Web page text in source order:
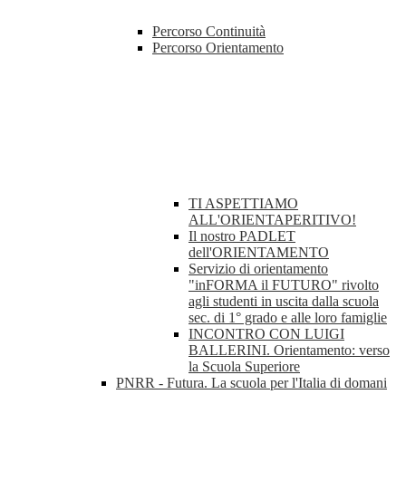
Percorso Continuità
Percorso Orientamento
TI ASPETTIAMO
ALL'ORIENTAPERITIVO!
Il nostro PADLET
dell'ORIENTAMENTO
Servizio di orientamento
"inFORMA il FUTURO" rivolto
agli studenti in uscita dalla scuola
sec. di 1° grado e alle loro famiglie
INCONTRO CON LUIGI
BALLERINI. Orientamento: verso
la Scuola Superiore
PNRR - Futura. La scuola per l'Italia di domani